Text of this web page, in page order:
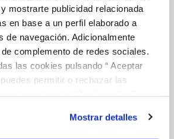
mostrarte publicidad relacionada
en base a un perfil elaborado a
de navegación. Adicionalmente
complemento de redes sociales.
las cookies pulsando “ Aceptar
puedes permitir o rechazar las
las cookies salvo las necesarias que
para que el sitio web funcione y que
Mostrar detalles